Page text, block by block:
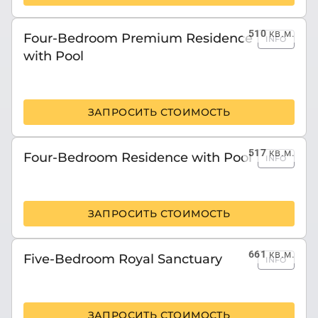
510кв.м.
Four-Bedroom Premium Residence
with Pool
INFO
ЗАПРОСИТЬ СТОИМОСТЬ
517кв.м.
Four-Bedroom Residence with Pool INFO
ЗАПРОСИТЬ СТОИМОСТЬ
661кв.м.
Five-Bedroom Royal Sanctuary INFO
ЗАПРОСИТЬ СТОИМОСТЬ